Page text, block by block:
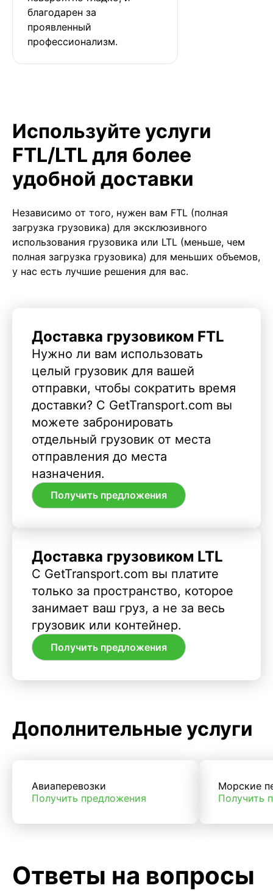
благодарен за
проявленный
профессионализм.
Используйте услуги
FTL/LTL для более
удобной доставки
Независимо от того, нужен вам FTL (полная
загрузка грузовика) для эксклюзивного
использования грузовика или LTL (меньше, чем
полная загрузка грузовика) для меньших объемов,
у нас есть лучшие решения для вас.
Доставка грузовиком FTL
Нужно ли вам использовать
целый грузовик для вашей
отправки, чтобы сократить время
доставки? С GetTransport.com вы
можете забронировать
отдельный грузовик от места
отправления до места
назначения.
Получить предложения
Доставка грузовиком LTL
С GetTransport.com вы платите
только за пространство, которое
занимает ваш груз, а не за весь
грузовик или контейнер.
Получить предложения
Дополнительные услуги
Авиаперевозки
Получить предложения
Морские
Получить
Ответы на вопросы